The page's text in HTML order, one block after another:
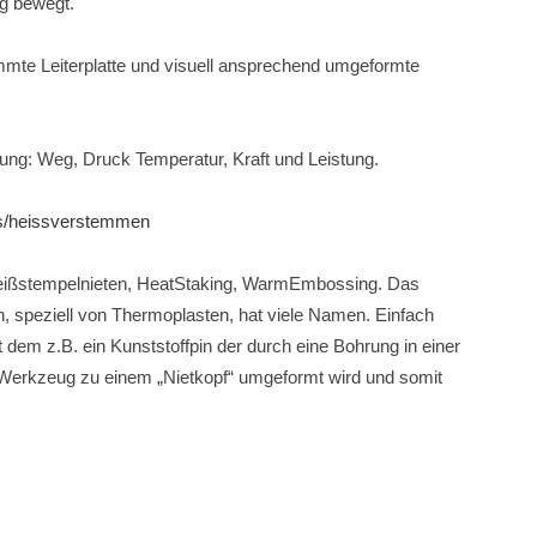
Leiterplatte und visuell ansprechend umgeformte
Weg, Druck Temperatur, Kraft und Leistung.
heissverstemmen
HeatStaking, WarmEmbossing. Das
speziell von Thermoplasten, hat viele Namen. Einfach
z.B. ein Kunststoffpin der durch eine Bohrung in einer
zu einem „Nietkopf“ umgeformt wird und somit